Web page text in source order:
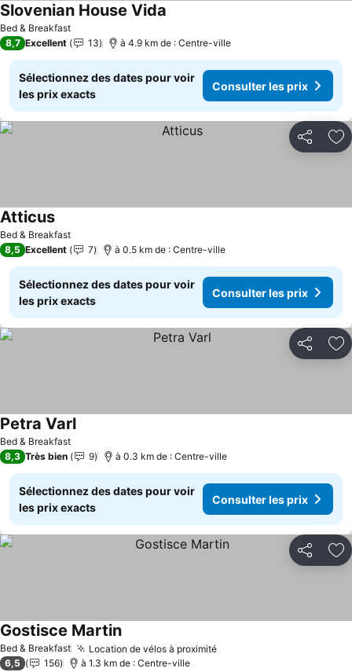
Bed & Breakfast
Slovenian House Vida
8,7 Excellent 13 à 4.9 km de : Centre-ville
Sélectionnez des dates pour voir
les prix exacts
Consulter les prix
Partager
Bed & Breakfast
Atticus
8,5 Excellent 7 à 0.5 km de : Centre-ville
Sélectionnez des dates pour voir
les prix exacts
Consulter les prix
Partager
Bed & Breakfast
Petra Varl
8,3 Très bien 9 à 0.3 km de : Centre-ville
Sélectionnez des dates pour voir
les prix exacts
Consulter les prix
Partager
Bed & Breakfast Location de vélos à proximité
Gostisce Martin
6,5 156 à 1.3 km de : Centre-ville